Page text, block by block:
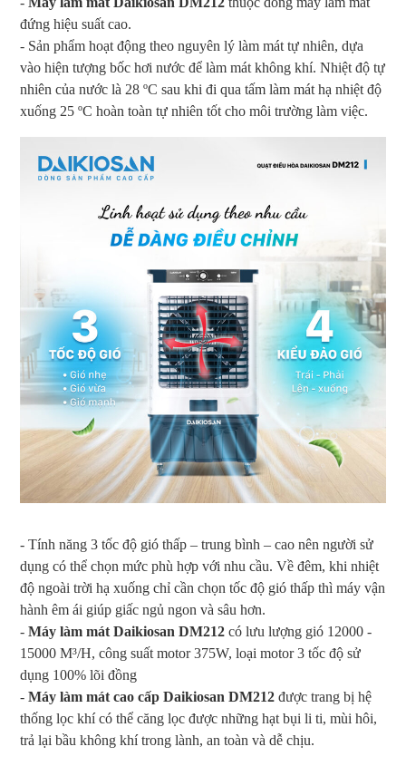
đứng hiệu suất cao.
- Sản phẩm hoạt động theo nguyên lý làm mát tự nhiên, dựa
vào hiện tượng bốc hơi nước để làm mát không khí. Nhiệt độ tự
nhiên của nước là 28 ºC sau khi đi qua tấm làm mát hạ nhiệt độ
xuống 25 ºC hoàn toàn tự nhiên tốt cho môi trường làm việc.
- Tính năng 3 tốc độ gió thấp – trung bình – cao nên người sử
dụng có thể chọn mức phù hợp với nhu cầu. Về đêm, khi nhiệt
độ ngoài trời hạ xuống chỉ cần chọn tốc độ gió thấp thì máy vận
hành êm ái giúp giấc ngủ ngon và sâu hơn.
- Máy làm mát Daikiosan DM212 có lưu lượng gió 12000 -
15000 M³/H, công suất motor 375W, loại motor 3 tốc độ sử
dụng 100% lõi đồng
- Máy làm mát cao cấp Daikiosan DM212 được trang bị hệ
thống lọc khí có thể căng lọc được những hạt bụi li ti, mùi hôi,
trả lại bầu không khí trong lành, an toàn và dễ chịu.